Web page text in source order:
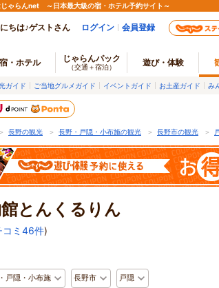
ゃらんnet ～日本最大級の宿・ホテル予約サイト～
ちは♪ゲストさん ログイン 会員登録
宿・ホテル じゃらんパック
（交通＋宿泊） 遊び・体験
ガイド ご当地グルメガイド イベントガイド お土産ガイド み
＞ 長野の観光 ＞ 長野・戸隠・小布施の観光 ＞ 長野市の観光 ＞
とんくるりん
コミ46件)
戸隠・小布施 長野市 戸隠